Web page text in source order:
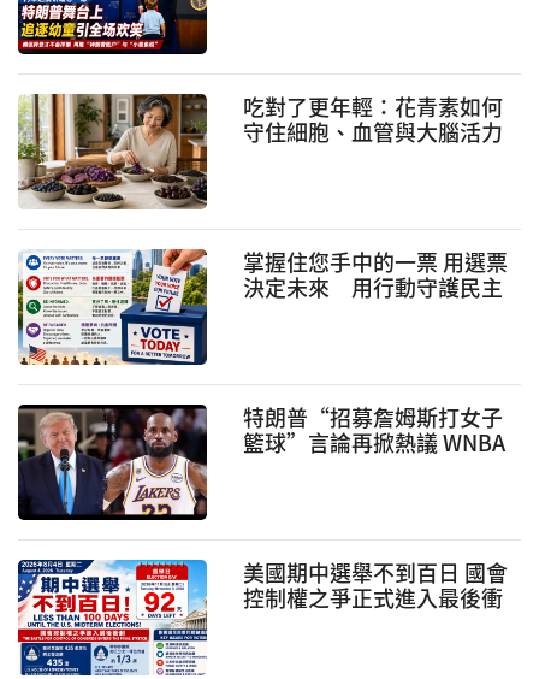
吃對了更年輕：花青素如何
守住細胞、血管與大腦活力
掌握住您手中的一票 用選票
決定未來 用行動守護民主
特朗普“招募詹姆斯打女子
籃球”言論再掀熱議 WNBA
美國期中選舉不到百日 國會
控制權之爭正式進入最後衝